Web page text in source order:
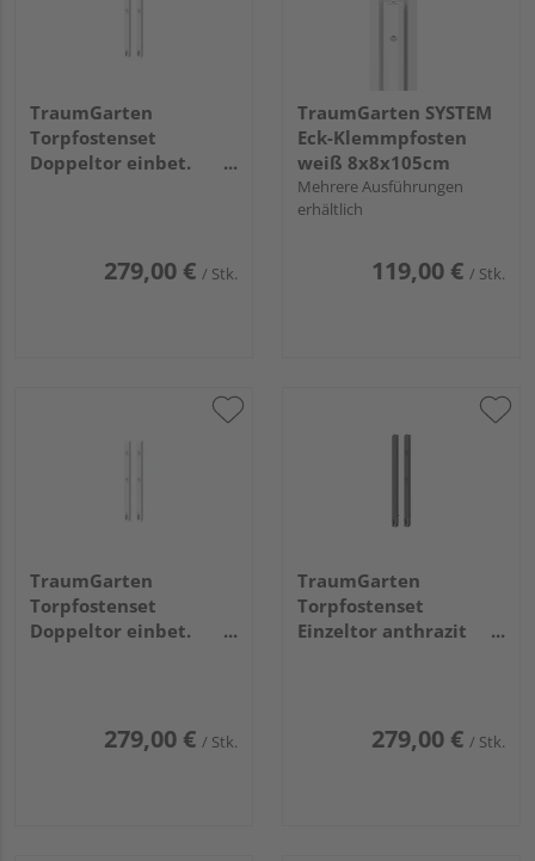
TraumGarten
Torpfostenset
Doppeltor einbet.
279,00 € / Stk.
TraumGarten SYSTEM
Eck-Klemmpfosten
weiß 8x8x105cm
Mehrere Ausführungen
erhältlich
119,00 € / Stk.
TraumGarten
Torpfostenset
Doppeltor einbet.
279,00 € / Stk.
TraumGarten
Torpfostenset
Einzeltor anthrazit
279,00 € / Stk.